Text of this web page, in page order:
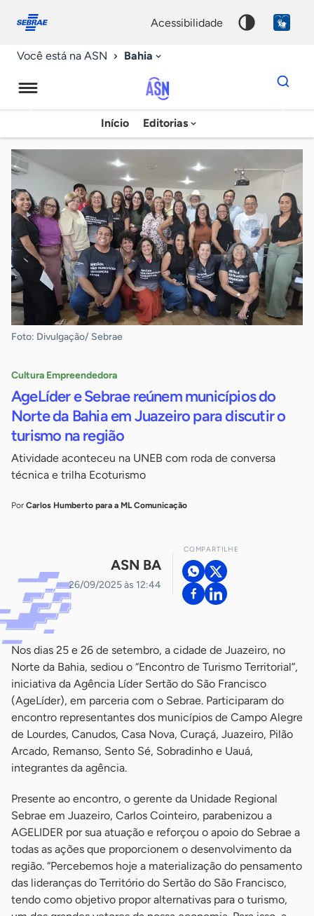
conosco
acessibilidade
Você está na ASN Bahia
Agência
Sebrae
de
Notícias
Início Editorias
Dados
para
chave
Foto: Divulgação/ Sebrae
Cultura Empreendedora
AgeLíder e Sebrae reúnem municípios do
Norte da Bahia em Juazeiro para discutir o
turismo na região
Atividade aconteceu na UNEB com roda de conversa
técnica e trilha Ecoturismo
Por Carlos Humberto para a ML Comunicação
ASN BA
26/09/2025 às 12:44
COMPARTILHE
Nos dias 25 e 26 de setembro, a cidade de Juazeiro, no
Norte da Bahia, sediou o “Encontro de Turismo Territorial”,
iniciativa da Agência Líder Sertão do São Francisco
(AgeLíder), em parceria com o Sebrae. Participaram do
encontro representantes dos municípios de Campo Alegre
de Lourdes, Canudos, Casa Nova, Curaçá, Juazeiro, Pilão
Arcado, Remanso, Sento Sé, Sobradinho e Uauá,
integrantes da agência.
Presente ao encontro, o gerente da Unidade Regional
Sebrae em Juazeiro, Carlos Cointeiro, parabenizou a
AGELIDER por sua atuação e reforçou o apoio do Sebrae a
todas as ações que proporcionem o desenvolvimento da
região. “Percebemos hoje a materialização do pensamento
das lideranças do Território do Sertão do São Francisco,
tendo como objetivo propor alternativas para o turismo,